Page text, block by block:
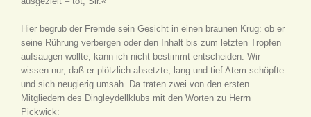
Hier begrub der Fremde sein Gesicht in einen braunen Krug: ob er
seine Rührung verbergen oder den Inhalt bis zum letzten Tropfen
aufsaugen wollte, kann ich nicht bestimmt entscheiden. Wir
wissen nur, daß er plötzlich absetzte, lang und tief Atem schöpfte
und sich neugierig umsah. Da traten zwei von den ersten
Mitgliedern des Dingleydellklubs mit den Worten zu Herrn
Pickwick: